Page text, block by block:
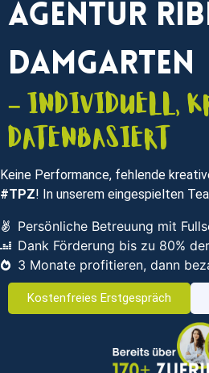
Agentur
Damgarten
– individuell,
datenbasiert
Keine Performance, fehlende
#TPZ! In unserem eingespielten
Persönliche Betreuung mit
Dank Förderung bis zu 80%
3 Monate profitieren, dann
Kostenfreies Erstgespräch